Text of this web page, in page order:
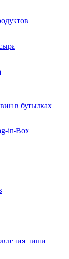
в бутылках
in-Box
пищи